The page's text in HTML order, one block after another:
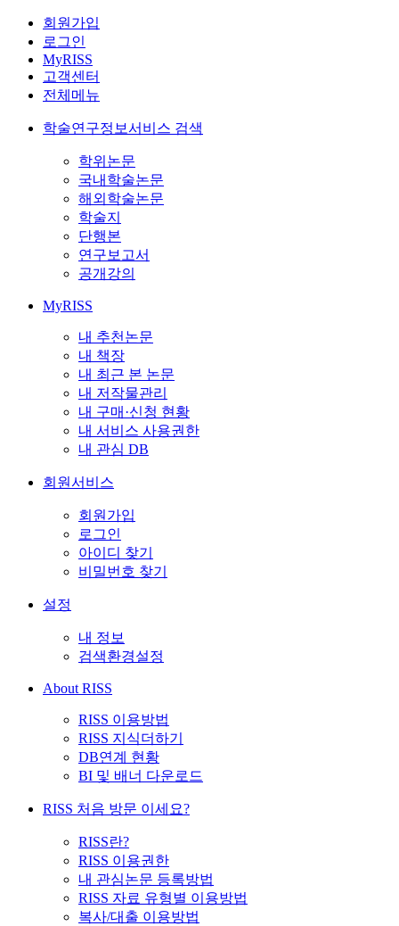
회원가입
로그인
MyRISS
고객센터
전체메뉴
학술연구정보서비스 검색
학위논문
국내학술논문
해외학술논문
학술지
단행본
연구보고서
공개강의
MyRISS
내 추천논문
내 책장
내 최근 본 논문
내 저작물관리
내 구매·신청 현황
내 서비스 사용권한
내 관심 DB
회원서비스
회원가입
로그인
아이디 찾기
비밀번호 찾기
설정
내 정보
검색환경설정
About RISS
RISS 이용방법
RISS 지식더하기
DB연계 현황
BI 및 배너 다운로드
RISS 처음 방문 이세요?
RISS란?
RISS 이용권한
내 관심논문 등록방법
RISS 자료 유형별 이용방법
복사/대출 이용방법